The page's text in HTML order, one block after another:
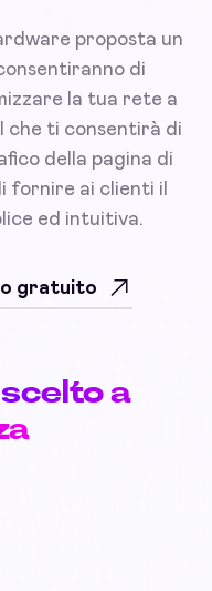
proposta un
di
la tua rete a
che ti consentirà di
della pagina di
fornire ai clienti il
ed intuitiva.
gratuito
scelto a